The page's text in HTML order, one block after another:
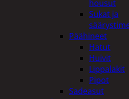
housut
Sukat ja
Päähineet
Hatut
Huivit
Lippalakit
Pipot
Sadeasut